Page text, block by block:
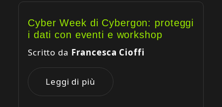
Cyber Week di Cybergon: proteggi
i dati con eventi e workshop
Scritto da Francesca Cioffi
Leggi di più